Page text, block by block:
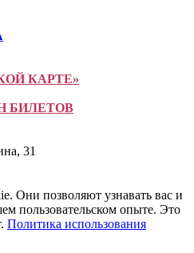
КАРТЕ»
БИЛЕТОВ
31
Они позволяют узнавать вас и
пользовательском опыте. Это
Политика использования